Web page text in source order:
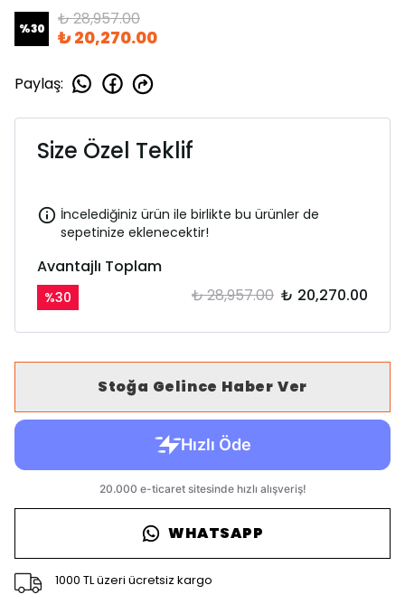
%30 ₺ 28,957.00
₺ 20,270.00
Paylaş:
Size Özel Teklif
İncelediğiniz ürün ile birlikte bu ürünler de
sepetinize eklenecektir!
Avantajlı Toplam
%30 ₺ 28,957.00 ₺ 20,270.00
Stoğa Gelince Haber Ver
WHATSAPP
1000 TL üzeri ücretsiz kargo